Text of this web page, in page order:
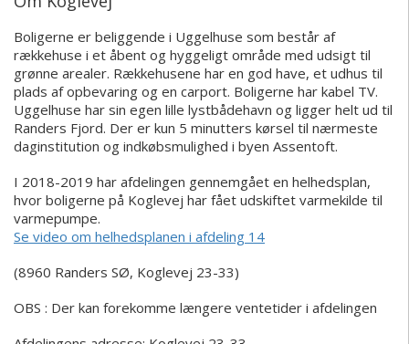
Boligerne er beliggende i Uggelhuse som består af
rækkehuse i et åbent og hyggeligt område med udsigt til
grønne arealer. Rækkehusene har en god have, et udhus til
plads af opbevaring og en carport. Boligerne har kabel TV.
Uggelhuse har sin egen lille lystbådehavn og ligger helt ud til
Randers Fjord. Der er kun 5 minutters kørsel til nærmeste
daginstitution og indkøbsmulighed i byen Assentoft.
I 2018-2019 har afdelingen gennemgået en helhedsplan,
hvor boligerne på Koglevej har fået udskiftet varmekilde til
varmepumpe.
Se video om helhedsplanen i afdeling 14
(8960 Randers SØ, Koglevej 23-33)
OBS : Der kan forekomme længere ventetider i afdelingen